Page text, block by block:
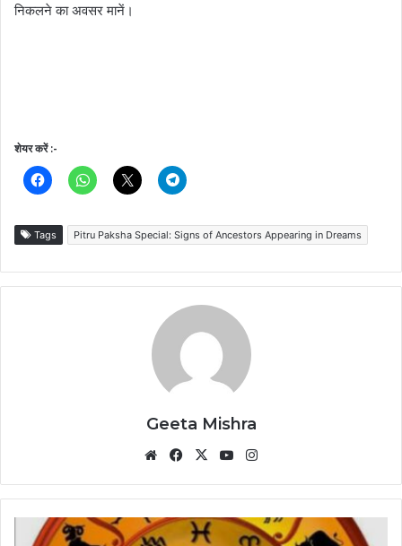
निकलने का अवसर मानें।
शेयर करें :-
Tags Pitru Paksha Special: Signs of Ancestors Appearing in Dreams
Geeta Mishra
WebsiteFacebook
X YouTube